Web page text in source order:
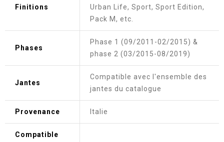
Finitions
Urban Life, Sport, Sport Edition,
Pack M, etc.
Phases
Phase 1 (09/2011-02/2015) &
phase 2 (03/2015-08/2019)
Jantes
Compatible avec l'ensemble des
jantes du catalogue
Provenance Italie
Compatible